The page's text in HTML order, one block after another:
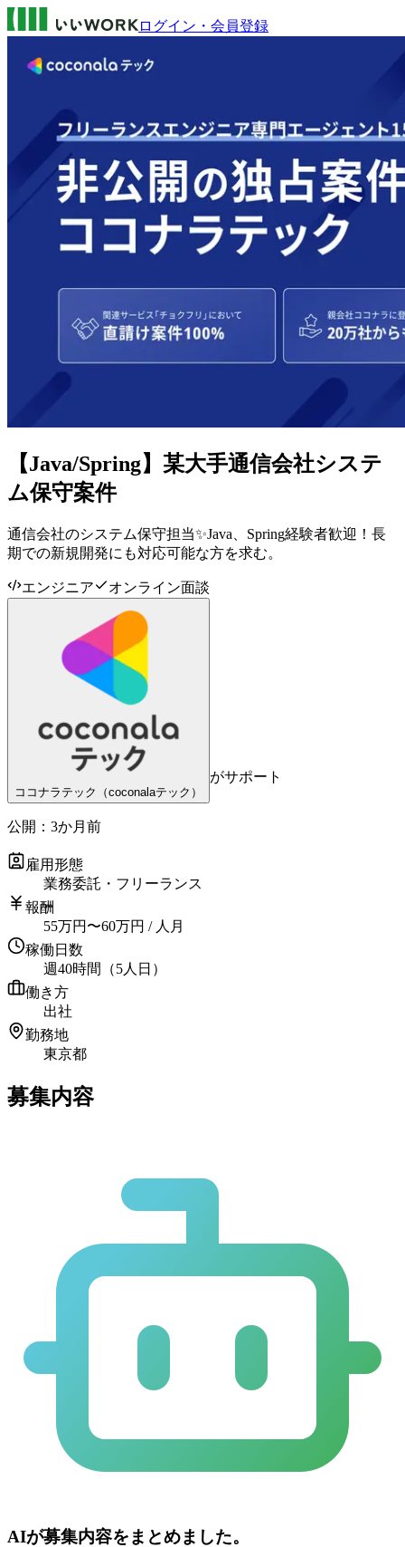
ログイン・会員登録
【Java/Spring】某大手通信会社システ
ム保守案件
通信会社のシステム保守担当✨Java、Spring経験者歓迎！長
期での新規開発にも対応可能な方を求む。
エンジニア オンライン面談
ココナラテック（coconalaテック）
がサポート
公開： 3か月前
雇用形態
業務委託・フリーランス
報酬
55万円 〜60万円 / 人月
稼働日数
週40時間（5人日）
働き方
出社
勤務地
東京都
募集内容
AIが募集内容をまとめました。